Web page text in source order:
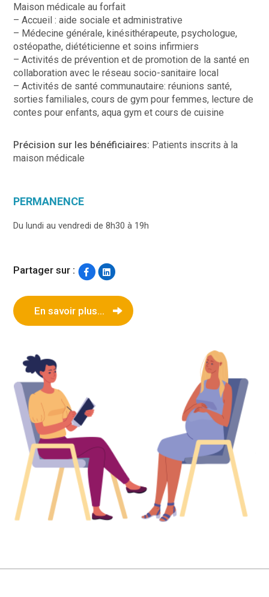
Maison médicale au forfait
– Accueil : aide sociale et administrative
– Médecine générale, kinésithérapeute, psychologue,
ostéopathe, diététicienne et soins infirmiers
– Activités de prévention et de promotion de la santé en
collaboration avec le réseau socio-sanitaire local
– Activités de santé communautaire: réunions santé,
sorties familiales, cours de gym pour femmes, lecture de
contes pour enfants, aqua gym et cours de cuisine
Précision sur les bénéficiaires: Patients inscrits à la
maison médicale
PERMANENCE
Du lundi au vendredi de 8h30 à 19h
Partager sur :
En savoir plus...